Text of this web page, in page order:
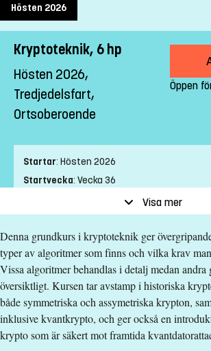
Hösten 2026
Kryptoteknik, 6 hp
Hösten 2026,
Tredjedelsfart,
Ortsoberoende
Öppen
Startar: Hösten 2026
Startvecka: Vecka 36
Ort:Ortsoberoende
Studietakt:Tredjedelsfart
Nivå:Avancerad nivå
Studieform :Distans
Undervisningstid :Blandad
Antal obligatoriska tillfällen:0
Undervisningsspråk: Engelska
Visa mer
Denna grundkurs i kryptoteknik ger
typer av algoritmer som finns och vilka krav
Vissa algoritmer behandlas i detalj medan andra
översiktligt. Kursen tar avstamp i historiska
både symmetriska och assymetriska krypton,
inklusive kvantkrypto, och ger också en
krypto som är säkert mot framtida